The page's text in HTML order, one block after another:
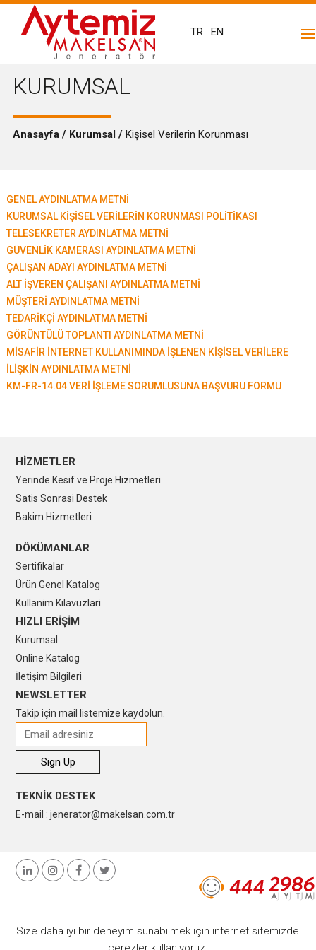
TR | EN
KURUMSAL
Anasayfa / Kurumsal / Kişisel Verilerin Korunması
GENEL AYDINLATMA METNİ
KURUMSAL KİŞİSEL VERİLERİN KORUNMASI POLİTİKASI
TELESEKRETER AYDINLATMA METNİ
GÜVENLİK KAMERASI AYDINLATMA METNİ
ÇALIŞAN ADAYI AYDINLATMA METNİ
ALT İŞVEREN ÇALIŞANI AYDINLATMA METNİ
MÜŞTERİ AYDINLATMA METNİ
TEDARİKÇİ AYDINLATMA METNİ
GÖRÜNTÜLÜ TOPLANTI AYDINLATMA METNİ
MİSAFİR İNTERNET KULLANIMINDA İŞLENEN KİŞİSEL VERİLERE
İLİŞKİN AYDINLATMA METNİ
KM-FR-14.04 VERİ İŞLEME SORUMLUSUNA BAŞVURU FORMU
HİZMETLER
Yerinde Kesif ve Proje Hizmetleri
Satis Sonrasi Destek
Bakim Hizmetleri
DÖKÜMANLAR
Sertifikalar
Ürün Genel Katalog
Kullanim Kılavuzlari
HIZLI ERİŞİM
Kurumsal
Online Katalog
İletişim Bilgileri
NEWSLETTER
Takip için mail listemize kaydolun.
TEKNİK DESTEK
E-mail : jenerator@makelsan.com.tr
Size daha iyi bir deneyim sunabilmek için internet sitemizde